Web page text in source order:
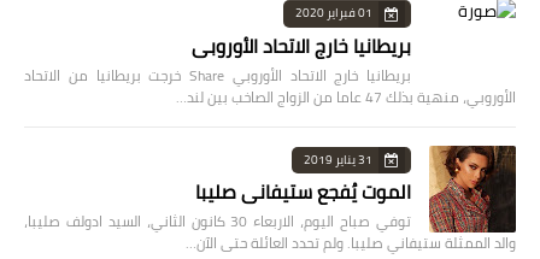
01 فبراير 2020
بريطانيا خارج الاتحاد الأوروبي
بريطانيا خارج الاتحاد الأوروبي Share خرجت بريطانيا من الاتحاد
الأوروبي، منهية بذلك 47 عاما من الزواج الصاخب بين لند…
31 يناير 2019
الموت يُفجع ستيفاني صليبا
توفي صباح اليوم، الاربعاء 30 كانون الثاني، السيد ادولف صليبا،
والد الممثلة ستيفاني صليبا. ولم تحدد العائلة حتى الآن…